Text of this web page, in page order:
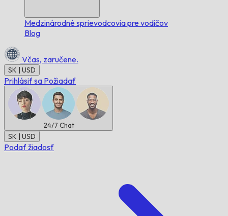
Medzinárodné sprievodcovia pre vodičov
Blog
Včas, zaručene.
SK | USD
Prihlásiť sa Požiadať
24/7 Chat
SK | USD
Podať žiadosť